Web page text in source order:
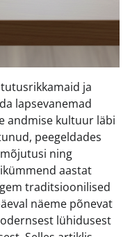
ja
lapsevanemad
andmise kultuur läbi
peegeldades
ning
aastat
traditsioonilised
näeme põnevat
lühidusest